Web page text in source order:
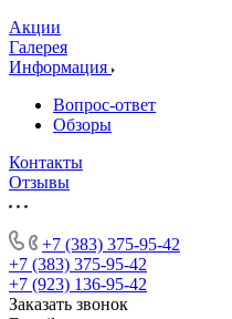
Акции
Галерея
Информация
Вопрос-ответ
Обзоры
Контакты
Отзывы
+7 (383) 375-95-42
+7 (383) 375-95-42
+7 (923) 136-95-42
Заказать звонок